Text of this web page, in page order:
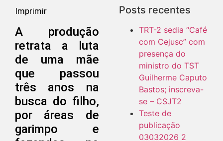
Imprimir
A produção
retrata a luta
de uma mãe
que passou
três anos na
busca do filho,
por áreas de
garimpo e
Posts recentes
TRT-2 sedia “Café
com Cejusc” com
presença do
ministro do TST
Guilherme Caputo
Bastos; inscreva-
se – CSJT2
Teste de
publicação
03032026 2